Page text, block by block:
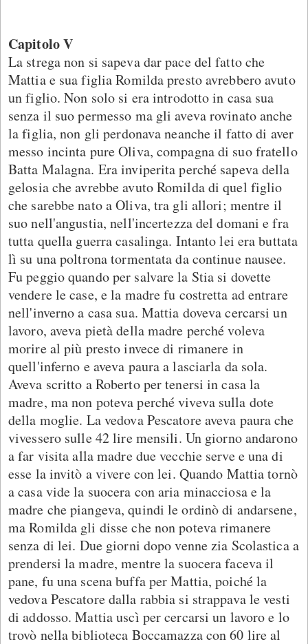
Capitolo V
La strega non si sapeva dar pace del fatto che
Mattia e sua figlia Romilda presto avrebbero avuto
un figlio. Non solo si era introdotto in casa sua
senza il suo permesso ma gli aveva rovinato anche
la figlia, non gli perdonava neanche il fatto di aver
messo incinta pure Oliva, compagna di suo fratello
Batta Malagna. Era inviperita perché sapeva della
gelosia che avrebbe avuto Romilda di quel figlio
che sarebbe nato a Oliva, tra gli allori; mentre il
suo nell'angustia, nell'incertezza del domani e fra
tutta quella guerra casalinga. Intanto lei era buttata
lì su una poltrona tormentata da continue nausee.
Fu peggio quando per salvare la Stia si dovette
vendere le case, e la madre fu costretta ad entrare
nell'inverno a casa sua. Mattia doveva cercarsi un
lavoro, aveva pietà della madre perché voleva
morire al più presto invece di rimanere in
quell'inferno e aveva paura a lasciarla da sola.
Aveva scritto a Roberto per tenersi in casa la
madre, ma non poteva perché viveva sulla dote
della moglie. La vedova Pescatore aveva paura che
vivessero sulle 42 lire mensili. Un giorno andarono
a far visita alla madre due vecchie serve e una di
esse la invitò a vivere con lei. Quando Mattia tornò
a casa vide la suocera con aria minacciosa e la
madre che piangeva, quindi le ordinò di andarsene,
ma Romilda gli disse che non poteva rimanere
senza di lei. Due giorni dopo venne zia Scolastica a
prendersi la madre, mentre la suocera faceva il
pane, fu una scena buffa per Mattia, poiché la
vedova Pescatore dalla rabbia si strappava le vesti
di addosso. Mattia uscì per cercarsi un lavoro e lo
trovò nella biblioteca Boccamazza con 60 lire al